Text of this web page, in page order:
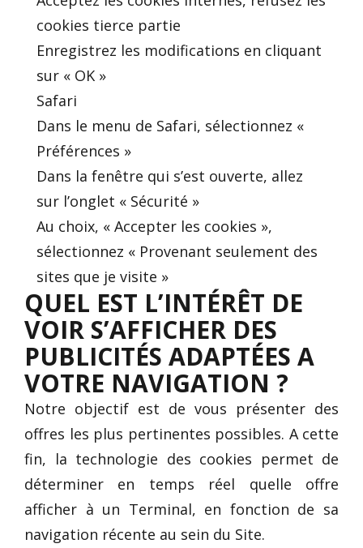
cookies tierce partie
Enregistrez les modifications en cliquant
sur « OK »
Safari
Dans le menu de Safari, sélectionnez «
Préférences »
Dans la fenêtre qui s’est ouverte, allez
sur l’onglet « Sécurité »
Au choix, « Accepter les cookies »,
sélectionnez « Provenant seulement des
sites que je visite »
QUEL EST L’INTÉRÊT DE
VOIR S’AFFICHER DES
PUBLICITÉS ADAPTÉES A
VOTRE NAVIGATION ?
Notre objectif est de vous présenter des
offres les plus pertinentes possibles. A cette
fin, la technologie des cookies permet de
déterminer en temps réel quelle offre
afficher à un Terminal, en fonction de sa
navigation récente au sein du Site.